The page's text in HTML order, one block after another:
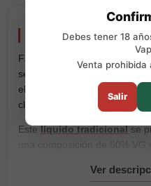
Drops Signature
Fausto’s Deal de Drops
selección de tabacos con el
elegante, intensa y
clásicos RY4.
Estelíquido tradicionalse
una composición de 60%
Debes tener 18
Venta prohibida
Salir